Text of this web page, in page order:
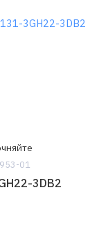
01
3DB2